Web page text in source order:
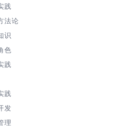
践
法论
识
色
践
践
发
理